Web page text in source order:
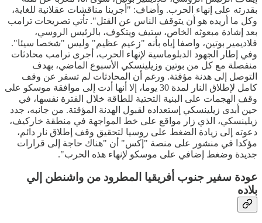
بقدرته على إنهاء الحرب. وأضاف: "أجرينا مناقشات عقلانية للغاية،
وكل ما أريده هو أن يتوقف الناس عن القتل". تأتي تصريحات ترامب
بعد إشادة مبعوثه الخاص، ستيف ويتكوف، بالرئيس الروسي،
فلاديمير بوتين، واصفا إياه بأنه "زعيم عظيم" وليس "شخصا سيئا".
وفي إطار الجهود الدبلوماسية لإنهاء الحرب، أجرى ترامب محادثات
منفصلة مع كل من بوتين وزيلينسكي الأسبوع الماضي، بهدف
التوصل إلى هدنة مؤقتة. ورغم أن المحادثات لم تسفر عن وقف
كامل لإطلاق النار لمدة 30 يوما، إلا أنها أدت إلى موافقة موسكو على
وقف الهجمات على البنية التحتية للطاقة خلال الفترة نفسها، في
حين أبدى زيلينسكي إستعداده لقبول الهدنة المؤقتة. من جانبه، جدد
زيلينسكي، الذي زار مواقع على خط المواجهة في منطقة خاركيف،
دعوته إلى زيادة الضغط على روسيا لتحقيق وقف إطلاق نار دائم،
مؤكدا في منشور على منصة "إكس" أن "هناك حاجة إلى قرارات
جديدة وضغط إضافي على موسكو لإنهاء هذه الحرب".
عودة سفير جنوب أفريقيا المطرود من واشنطن إلي
بلاده